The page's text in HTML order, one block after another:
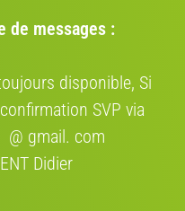
certificat de garantie
EN QUELQUES
de messages :
disponible, Si
SVP via
@ gmail. com
Didier